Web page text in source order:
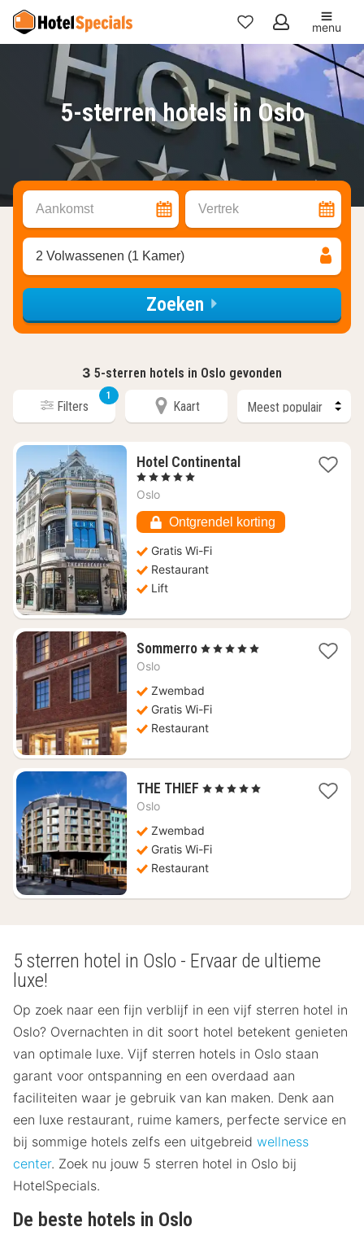
Mijn
favorieten
menu
5-sterren hotels in Oslo
Aankomst Vertrek
2 Volwassenen (1 Kamer)
Zoeken
3 5-sterren hotels in Oslo gevonden
Filters
1
Kaart
Hotel Continental1
324,30
, 5 Sterren
Oslo
Ontgrendel korting
Gratis Wi-Fi
Restaurant
Lift
Sommerro1
€
353,72
, 5 Sterren
Oslo
Zwembad
Gratis Wi-Fi
Restaurant
THE THIEF 1
€
377,74
, 5 Sterren
Oslo
Zwembad
Gratis Wi-Fi
Restaurant
5 sterren hotel in Oslo - Ervaar de ultieme
luxe!
Op zoek naar een fijn verblijf in een vijf sterren hotel in
Oslo? Overnachten in dit soort hotel betekent genieten
van optimale luxe. Vijf sterren hotels in Oslo staan
garant voor ontspanning en een overdaad aan
faciliteiten waar je gebruik van kan maken. Denk aan
een luxe restaurant, ruime kamers, perfecte service en
bij sommige hotels zelfs een uitgebreid wellness
center. Zoek nu jouw 5 sterren hotel in Oslo bij
HotelSpecials.
De beste hotels in Oslo